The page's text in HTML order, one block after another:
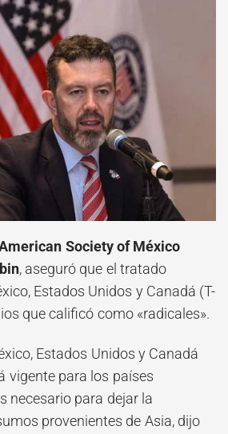
Society of México
, aseguró que el tratado
Estados Unidos y Canadá (T-
que calificó como «radicales».
Estados Unidos y Canadá
vigente para los países
necesario para dejar la
provenientes de Asia, dijo